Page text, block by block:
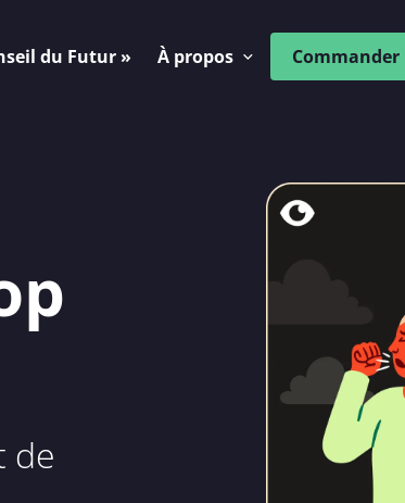
du Futur » À propos Commander
de
Agrandir